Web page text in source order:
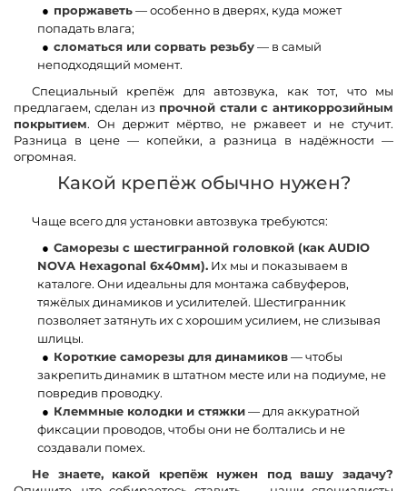
проржаветь— особенно в дверях, куда может
попадать влага;
сломаться или сорвать резьбу— в самый
неподходящий момент.
Специальный крепёж для автозвука, как тот, что мы
предлагаем, сделан из прочной стали с антикоррозийным
покрытием. Он держит мёртво, не ржавеет и не стучит.
Разница в цене — копейки, а разница в надёжности —
огромная.
Какой крепёж обычно нужен?
Чаще всего для установки автозвука требуются:
Саморезы с шестигранной головкой (как AUDIO
NOVA Hexagonal 6x40мм). Их мы и показываем в
каталоге. Они идеальны для монтажа сабвуферов,
тяжёлых динамиков и усилителей. Шестигранник
позволяет затянуть их с хорошим усилием, не слизывая
шлицы.
Короткие саморезы для динамиков— чтобы
закрепить динамик в штатном месте или на подиуме, не
повредив проводку.
Клеммные колодки и стяжки— для аккуратной
фиксации проводов, чтобы они не болтались и не
создавали помех.
Не знаете, какой крепёж нужен под вашу задачу?